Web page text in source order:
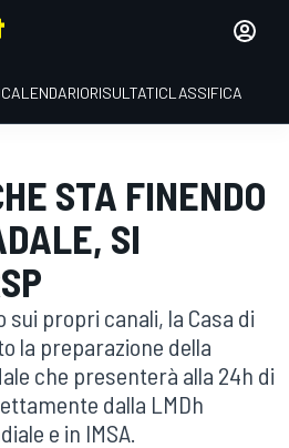
CALENDARIORISULTATICLASSIFICA
STA FINENDO
SI
sui propri canali, la Casa di
la preparazione della
che presenterà alla 24h di
dalla LMDh
e in IMSA.